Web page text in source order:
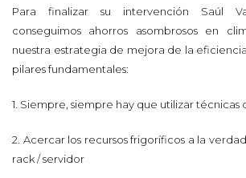
Para finalizar su intervención Saúl
conseguimos ahorros asombrosos en
nuestra estrategia de mejora de la
pilares fundamentales:
1. Siempre, siempre hay que utilizar técnicas
2. Acercar los recursos frigoríficos a la
rack / servidor